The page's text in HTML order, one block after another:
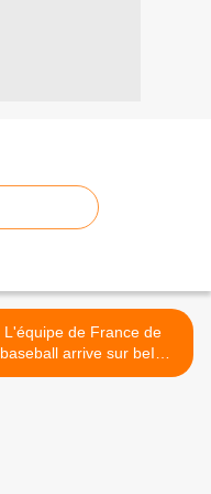
L'équipe de France de
baseball arrive sur beIN
SPORTS >